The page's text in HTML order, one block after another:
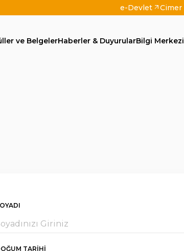
e-Devlet arrow_outward Cimer
ve BelgelerHaberler & DuyurularBilgi Merkezi
TARIHI